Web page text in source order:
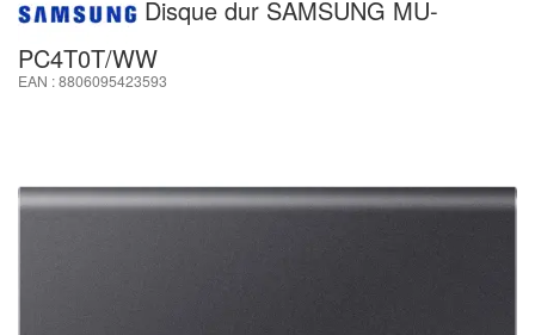
Disque dur SAMSUNG MU-
PC4T0T/WW
EAN : 8806095423593